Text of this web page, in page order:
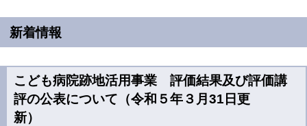
新着情報
こども病院跡地活用事業 評価結果及び評価講
評の公表について（令和５年３月31日更
新）